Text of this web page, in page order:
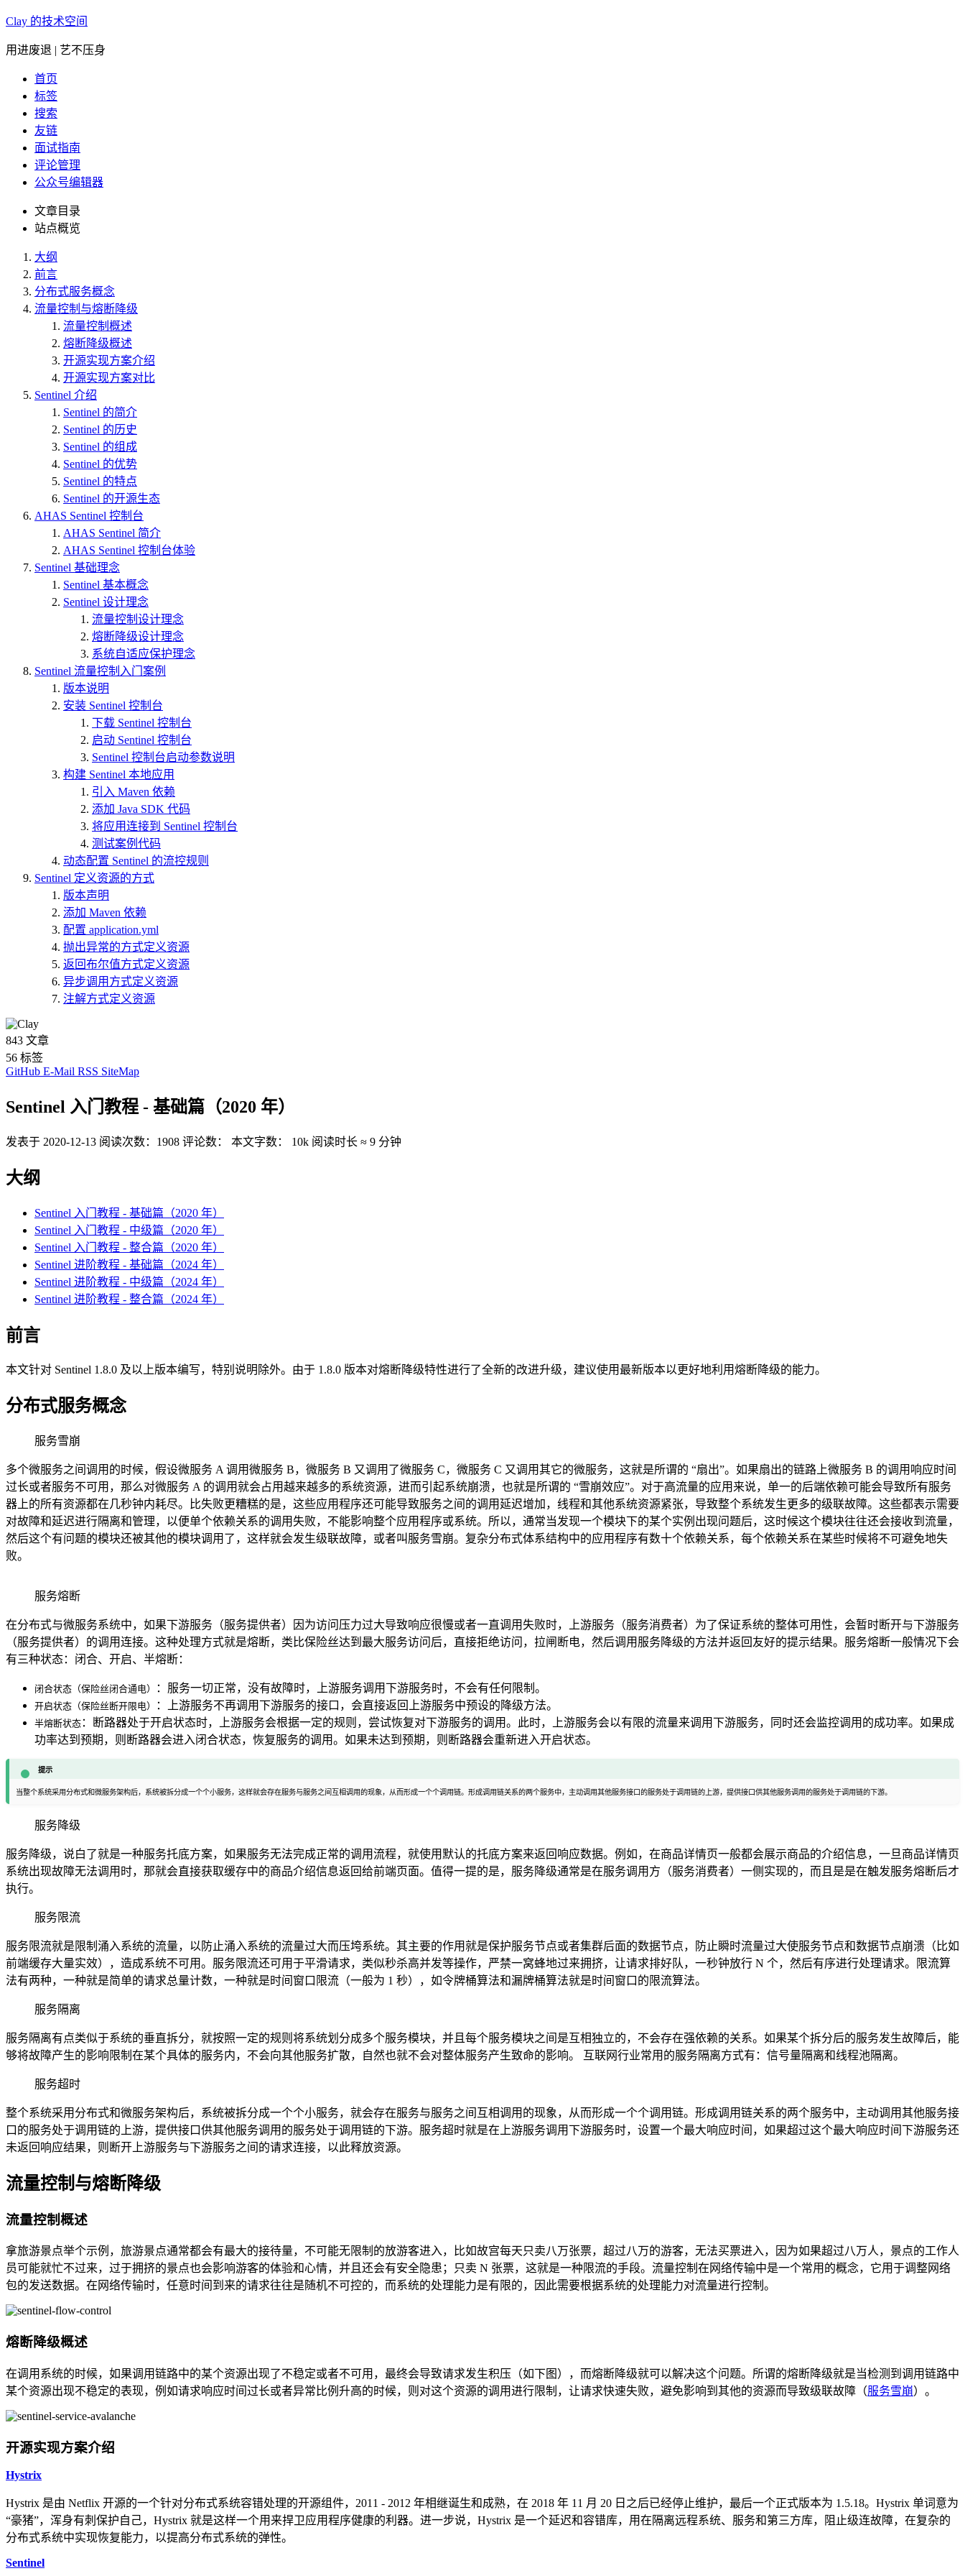
Clay 的技术空间
用进废退 | 艺不压身
首页
标签
搜索
友链
面试指南
评论管理
公众号编辑器
文章目录
站点概览
大纲
前言
分布式服务概念
流量控制与熔断降级
流量控制概述
熔断降级概述
开源实现方案介绍
开源实现方案对比
Sentinel 介绍
Sentinel 的简介
Sentinel 的历史
Sentinel 的组成
Sentinel 的优势
Sentinel 的特点
Sentinel 的开源生态
AHAS Sentinel 控制台
AHAS Sentinel 简介
AHAS Sentinel 控制台体验
Sentinel 基础理念
Sentinel 基本概念
Sentinel 设计理念
流量控制设计理念
熔断降级设计理念
系统自适应保护理念
Sentinel 流量控制入门案例
版本说明
安装 Sentinel 控制台
下载 Sentinel 控制台
启动 Sentinel 控制台
Sentinel 控制台启动参数说明
构建 Sentinel 本地应用
引入 Maven 依赖
添加 Java SDK 代码
将应用连接到 Sentinel 控制台
测试案例代码
动态配置 Sentinel 的流控规则
Sentinel 定义资源的方式
版本声明
添加 Maven 依赖
配置 application.yml
抛出异常的方式定义资源
返回布尔值方式定义资源
异步调用方式定义资源
注解方式定义资源
843 文章
56 标签
GitHub E-Mail RSS SiteMap
Sentinel 入门教程 - 基础篇（2020 年）
发表于 2020-12-13 阅读次数： 1908 评论数： 本文字数： 10k 阅读时长 ≈ 9 分钟
大纲
Sentinel 入门教程 - 基础篇（2020 年）
Sentinel 入门教程 - 中级篇（2020 年）
Sentinel 入门教程 - 整合篇（2020 年）
Sentinel 进阶教程 - 基础篇（2024 年）
Sentinel 进阶教程 - 中级篇（2024 年）
Sentinel 进阶教程 - 整合篇（2024 年）
前言
本文针对 Sentinel 1.8.0 及以上版本编写，特别说明除外。由于 1.8.0 版本对熔断降级特性进行了全新的改进升级，建议使用最新版本以更好地利用熔断降级的能力。
分布式服务概念
服务雪崩
多个微服务之间调用的时候，假设微服务 A 调用微服务 B，微服务 B 又调用了微服务 C，微服务 C 又调用其它的微服务，这就是所谓的 “扇出”。如果扇出的链路上微服务 B 的调用响应时间
过长或者服务不可用，那么对微服务 A 的调用就会占用越来越多的系统资源，进而引起系统崩溃，也就是所谓的 “雪崩效应”。对于高流量的应用来说，单一的后端依赖可能会导致所有服务
器上的所有资源都在几秒钟内耗尽。比失败更糟糕的是，这些应用程序还可能导致服务之间的调用延迟增加，线程和其他系统资源紧张，导致整个系统发生更多的级联故障。这些都表示需要
对故障和延迟进行隔离和管理，以便单个依赖关系的调用失败，不能影响整个应用程序或系统。所以，通常当发现一个模块下的某个实例出现问题后，这时候这个模块往往还会接收到流量，
然后这个有问题的模块还被其他的模块调用了，这样就会发生级联故障，或者叫服务雪崩。复杂分布式体系结构中的应用程序有数十个依赖关系，每个依赖关系在某些时候将不可避免地失
败。
服务熔断
在分布式与微服务系统中，如果下游服务（服务提供者）因为访问压力过大导致响应很慢或者一直调用失败时，上游服务（服务消费者）为了保证系统的整体可用性，会暂时断开与下游服务
（服务提供者）的调用连接。这种处理方式就是熔断，类比保险丝达到最大服务访问后，直接拒绝访问，拉闸断电，然后调用服务降级的方法并返回友好的提示结果。服务熔断一般情况下会
有三种状态：闭合、开启、半熔断：
闭合状态（保险丝闭合通电） ：服务一切正常，没有故障时，上游服务调用下游服务时，不会有任何限制。
开启状态（保险丝断开限电） ：上游服务不再调用下游服务的接口，会直接返回上游服务中预设的降级方法。
半熔断状态 ：断路器处于开启状态时，上游服务会根据一定的规则，尝试恢复对下游服务的调用。此时，上游服务会以有限的流量来调用下游服务，同时还会监控调用的成功率。如果成
功率达到预期，则断路器会进入闭合状态，恢复服务的调用。如果未达到预期，则断路器会重新进入开启状态。
提示
当整个系统采用分布式和微服务架构后，系统被拆分成一个个小服务，这样就会存在服务与服务之间互相调用的现象，从而形成一个个调用链。形成调用链关系的两个服务中，主动调用其他服务接口的服务处于调用链的上游，提供接口供其他服务调用的服务处于调用链的下游。
服务降级
服务降级，说白了就是一种服务托底方案，如果服务无法完成正常的调用流程，就使用默认的托底方案来返回响应数据。例如，在商品详情页一般都会展示商品的介绍信息，一旦商品详情页
系统出现故障无法调用时，那就会直接获取缓存中的商品介绍信息返回给前端页面。值得一提的是，服务降级通常是在服务调用方（服务消费者）一侧实现的，而且是是在触发服务熔断后才
执行。
服务限流
服务限流就是限制涌入系统的流量，以防止涌入系统的流量过大而压垮系统。其主要的作用就是保护服务节点或者集群后面的数据节点，防止瞬时流量过大使服务节点和数据节点崩溃（比如
前端缓存大量实效），造成系统不可用。服务限流还可用于平滑请求，类似秒杀高并发等操作，严禁一窝蜂地过来拥挤，让请求排好队，一秒钟放行 N 个，然后有序进行处理请求。限流算
法有两种，一种就是简单的请求总量计数，一种就是时间窗口限流（一般为 1 秒），如令牌桶算法和漏牌桶算法就是时间窗口的限流算法。
服务隔离
服务隔离有点类似于系统的垂直拆分，就按照一定的规则将系统划分成多个服务模块，并且每个服务模块之间是互相独立的，不会存在强依赖的关系。如果某个拆分后的服务发生故障后，能
够将故障产生的影响限制在某个具体的服务内，不会向其他服务扩散，自然也就不会对整体服务产生致命的影响。 互联网行业常用的服务隔离方式有：信号量隔离和线程池隔离。
服务超时
整个系统采用分布式和微服务架构后，系统被拆分成一个个小服务，就会存在服务与服务之间互相调用的现象，从而形成一个个调用链。形成调用链关系的两个服务中，主动调用其他服务接
口的服务处于调用链的上游，提供接口供其他服务调用的服务处于调用链的下游。服务超时就是在上游服务调用下游服务时，设置一个最大响应时间，如果超过这个最大响应时间下游服务还
未返回响应结果，则断开上游服务与下游服务之间的请求连接，以此释放资源。
流量控制与熔断降级
流量控制概述
拿旅游景点举个示例，旅游景点通常都会有最大的接待量，不可能无限制的放游客进入，比如故宫每天只卖八万张票，超过八万的游客，无法买票进入，因为如果超过八万人，景点的工作人
员可能就忙不过来，过于拥挤的景点也会影响游客的体验和心情，并且还会有安全隐患；只卖 N 张票，这就是一种限流的手段。流量控制在网络传输中是一个常用的概念，它用于调整网络
包的发送数据。在网络传输时，任意时间到来的请求往往是随机不可控的，而系统的处理能力是有限的，因此需要根据系统的处理能力对流量进行控制。
熔断降级概述
在调用系统的时候，如果调用链路中的某个资源出现了不稳定或者不可用，最终会导致请求发生积压（如下图），而熔断降级就可以解决这个问题。所谓的熔断降级就是当检测到调用链路中
某个资源出现不稳定的表现，例如请求响应时间过长或者异常比例升高的时候，则对这个资源的调用进行限制，让请求快速失败，避免影响到其他的资源而导致级联故障（服务雪崩）。
开源实现方案介绍
Hystrix
Hystrix 是由 Netflix 开源的一个针对分布式系统容错处理的开源组件，2011 - 2012 年相继诞生和成熟，在 2018 年 11 月 20 日之后已经停止维护，最后一个正式版本为 1.5.18。Hystrix 单词意为
“豪猪”，浑身有刺保护自己，Hystrix 就是这样一个用来捍卫应用程序健康的利器。进一步说，Hystrix 是一个延迟和容错库，用在隔离远程系统、服务和第三方库，阻止级连故障，在复杂的
分布式系统中实现恢复能力，以提高分布式系统的弹性。
Sentinel